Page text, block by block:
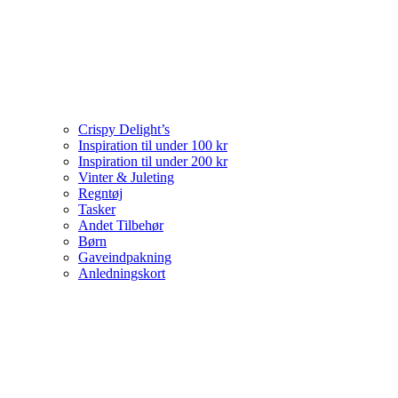
Crispy Delight’s
Inspiration til under 100 kr
Inspiration til under 200 kr
Vinter & Juleting
Regntøj
Tasker
Andet Tilbehør
Børn
Gaveindpakning
Anledningskort